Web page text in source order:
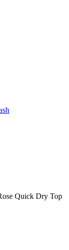
Quick Dry Top